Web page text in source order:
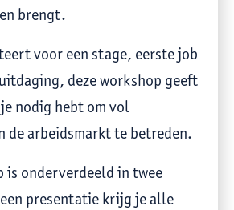
brengt.
voor een stage, eerste job
deze workshop geeft
nodig hebt om vol
de arbeidsmarkt te betreden.
is onderverdeeld in twee
presentatie krijg je alle